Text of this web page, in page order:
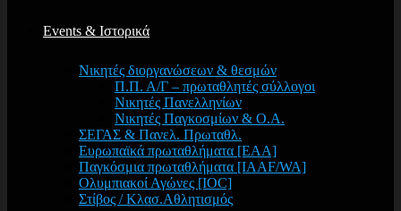
Events & Ιστορικά
Νικητές διοργανώσεων & θεσμών
Π.Π. Α/Γ – πρωταθλητές σύλλογοι
Νικητές Πανελληνίων
Νικητές Παγκοσμίων & Ο.Α.
ΣΕΓΑΣ & Πανελ. Πρωταθλ.
Ευρωπαϊκά πρωταθλήματα [EAA]
Παγκόσμια πρωταθλήματα [IAAF/WA]
Ολυμπιακοί Αγώνες [IOC]
Στίβος / Κλασ.Αθλητισμός